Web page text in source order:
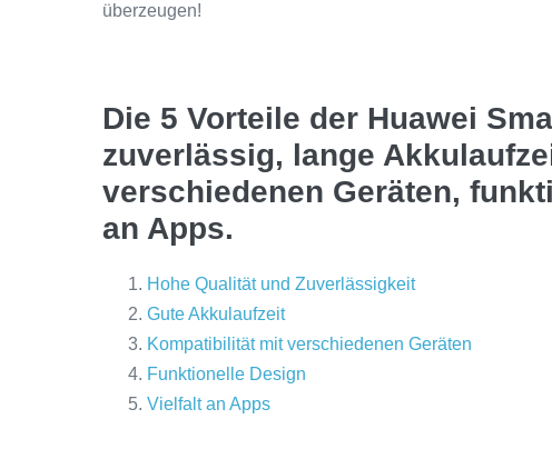
überzeugen!
Die 5 Vorteile der Huawei
zuverlässig, lange
verschiedenen Geräten,
an Apps.
Hohe Qualität und Zuverlässigkeit
Gute Akkulaufzeit
Kompatibilität mit verschiedenen Geräten
Funktionelle Design
Vielfalt an Apps